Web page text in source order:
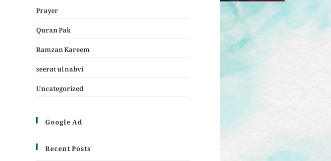
Prayer
Quran Pak
Ramzan Kareem
seerat ul nabvi
Uncategorized
Google Ad
Recent Posts